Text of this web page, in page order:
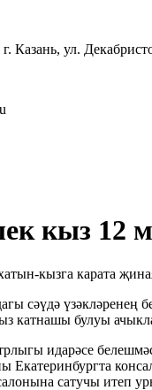
Казань, ул.
кыз 12
кызга карата
сәүдә
катнашы булуы
идарәсе
Екатеринбургта
сатучы итеп